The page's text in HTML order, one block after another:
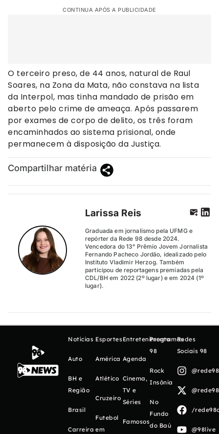
CONTINUA APÓS A PUBLICIDADE
O terceiro preso, de 44 anos, natural de Raul
Soares, na Zona da Mata, não constava na lista
da Interpol, mas tinha mandado de prisão em
aberto pelo crime de ameaça. Após passarem
por exames de corpo de delito, os três foram
encaminhados ao sistema prisional, onde
permanecem à disposição da Justiça.
Compartilhar matéria
Larissa Reis
Graduada em jornalismo pela UFMG e
repórter da Rede 98 desde 2024.
Vencedora do 13° Prêmio Jovem Jornalista
Fernando Pacheco Jordão, idealizado pelo
Instituto Vladimir Herzog. Também
participou de reportagens premiadas pela
CDL/BH em 2022 (2º lugar) e em 2024 (1º
lugar).
Notícias
Auto
BH e
Região
Brasil
Carreira
Esportes
América
Atlético
Cruzeiro
Futebol
em
Entretenimento
Agenda
Cinema,
TV e
Séries
Famosos
Programas
98
Rock
Insônia
No
Fundo
do Baú
Redes
Sociais 98
/
@98live